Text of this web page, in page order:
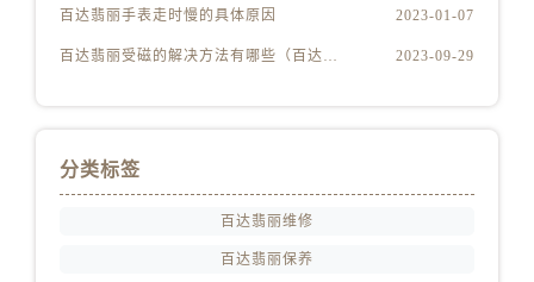
百达翡丽手表走时慢的具体原因 2023-01-07
2023-09-29
分类标签
百达翡丽维修
百达翡丽保养